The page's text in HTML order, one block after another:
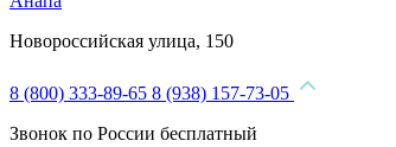
Новороссийская улица, 150
8 (800) 333-89-65 8 (938) 157-73-05
Звонок по России бесплатный